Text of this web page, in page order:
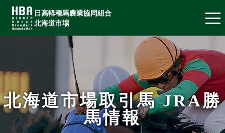
日高軽種馬農業協同組合
北海道市場
北海道市場取引馬 JRA勝
馬情報